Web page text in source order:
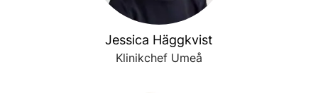
Jessica Häggkvist
Klinikchef Umeå